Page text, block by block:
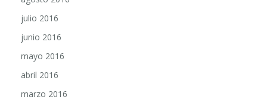
julio 2016
junio 2016
mayo 2016
abril 2016
marzo 2016